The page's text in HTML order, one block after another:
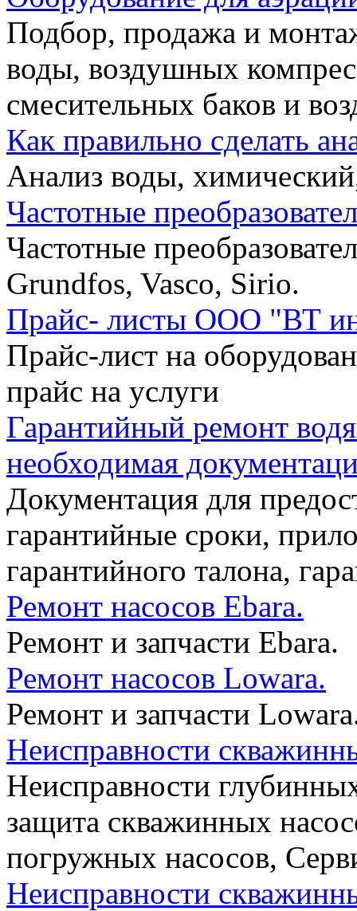
Подбор, продажа и
воды, воздушных
смесительных баков и
Как правильно сделать
Анализ воды,
Частотные
Частотные
Grundfos, Vasco, Sirio.
Прайс- листы ООО "ВТ
Прайс-лист на
прайс на услуги
Гарантийный ремонт
необходимая
Документация для
гарантийные сроки,
гарантийного талона,
Ремонт насосов Ebara.
Ремонт и запчасти Ebara.
Ремонт насосов Lowara.
Ремонт и запчасти
Неисправности
Неисправности
защита скважинных
погружных насосов,
Неисправности